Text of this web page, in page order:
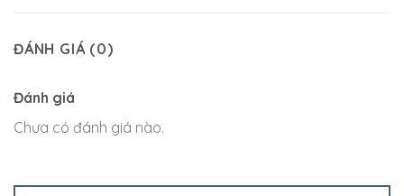
ĐÁNH GIÁ (0)
Đánh giá
Chưa có đánh giá nào.